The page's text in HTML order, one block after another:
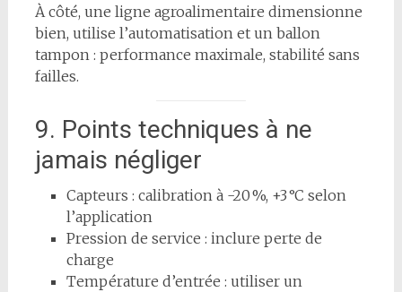
À côté, une ligne agroalimentaire dimensionne
bien, utilise l’automatisation et un ballon
tampon : performance maximale, stabilité sans
failles.
9. Points techniques à ne
jamais négliger
Capteurs : calibration à -20 %, +3 °C selon
l’application
Pression de service : inclure perte de
charge
Température d’entrée : utiliser un